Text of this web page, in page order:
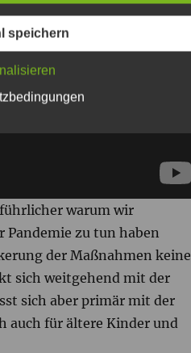
warum wir
zu tun haben
der Maßnahmen keine
sich weitgehend mit der
sich aber primär mit der
auch für ältere Kinder und
speichern